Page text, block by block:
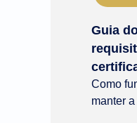
Guia
Como
manter